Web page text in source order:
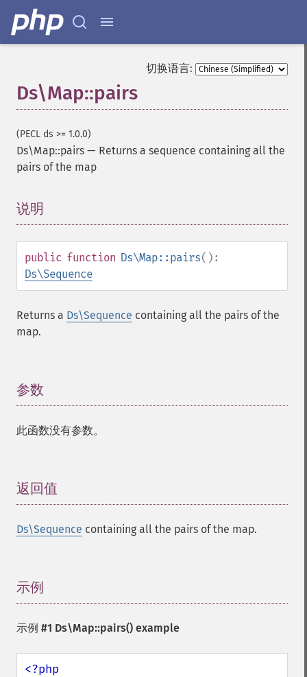
切换语言:
Ds\Map::pairs
(PECL ds >= 1.0.0)
Ds\Map::pairs — Returns a sequence containing all the
pairs of the map
说明
public function Ds\Map::pairs():
Ds\Sequence
Returns a Ds\Sequence containing all the pairs of the
map.
参数
此函数没有参数。
返回值
Ds\Sequence containing all the pairs of the map.
示例
示例 #1 Ds\Map::pairs() example
<?php